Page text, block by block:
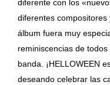
diferente con los
diferentes
álbum fuera muy
reminiscencias de
banda. ¡HELLOWEEN
deseando celebrar las